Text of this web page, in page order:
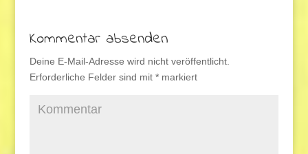
Kommentar absenden
Deine E-Mail-Adresse wird nicht veröffentlicht.
Erforderliche Felder sind mit *markiert